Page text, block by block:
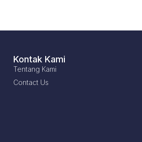
Kontak Kami
Tentang Kami
Contact Us